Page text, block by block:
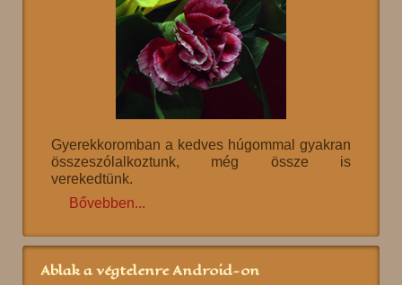
Gyerekkoromban a kedves húgommal gyakran
összeszólalkoztunk, még össze is
verekedtünk.
Bővebben...
Ablak a végtelenre Android-on